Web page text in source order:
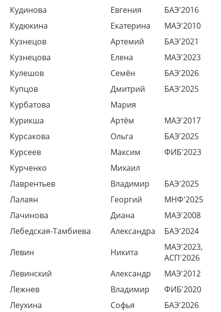
Кудинова
Евгения
БАЭ'2016
Кудюкина
Екатерина
МАЭ'2010
Кузнецов
Артемий
БАЭ'2021
Кузнецова
Елена
МАЭ'2023
Кулешов
Семён
БАЭ'2026
Купцов
Дмитрий
БАЭ'2025
Курбатова
Мария
Курикша
Артём
МАЭ'2017
Курсакова
Ольга
БАЭ'2025
Курсеев
Максим
ФИБ'2023
Курченко
Михаил
Лаврентьев
Владимир
БАЭ'2025
Лалаян
Георгий
МНФ'2025
Лачинова
Диана
МАЭ'2008
Лебедская-Тамбиева
Александра
БАЭ'2024
Левин
Никита
МАЭ'2023,
АСП'2026
Левинский
Александр
МАЭ'2012
Лежнев
Владимир
ФИБ'2020
Леухина
Софья
БАЭ'2026